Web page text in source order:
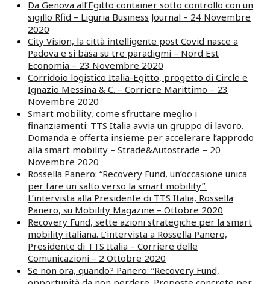
Da Genova all’Egitto container sotto controllo con un
sigillo Rfid – Liguria Business Journal – 24 Novembre
2020
City Vision, la città intelligente post Covid nasce a
Padova e si basa su tre paradigmi – Nord Est
Economia – 23 Novembre 2020
Corridoio logistico Italia-Egitto, progetto di Circle e
Ignazio Messina & C. – Corriere Marittimo – 23
Novembre 2020
Smart mobility, come sfruttare meglio i
finanziamenti: TTS Italia avvia un gruppo di lavoro.
Domanda e offerta insieme per accelerare l’approdo
alla smart mobility – Strade&Autostrade – 20
Novembre 2020
Rossella Panero: “Recovery Fund, un’occasione unica
per fare un salto verso la smart mobility”.
L’intervista alla Presidente di TTS Italia, Rossella
Panero, su Mobility Magazine – Ottobre 2020
Recovery Fund, sette azioni strategiche per la smart
mobility italiana. L’intervista a Rossella Panero,
Presidente di TTS Italia – Corriere delle
Comunicazioni – 2 Ottobre 2020
Se non ora, quando? Panero: “Recovery Fund,